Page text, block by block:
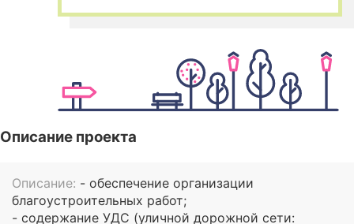
Описание проекта
Описание: - обеспечение организации
благоустроительных работ;
- содержание УДС (уличной дорожной сети: